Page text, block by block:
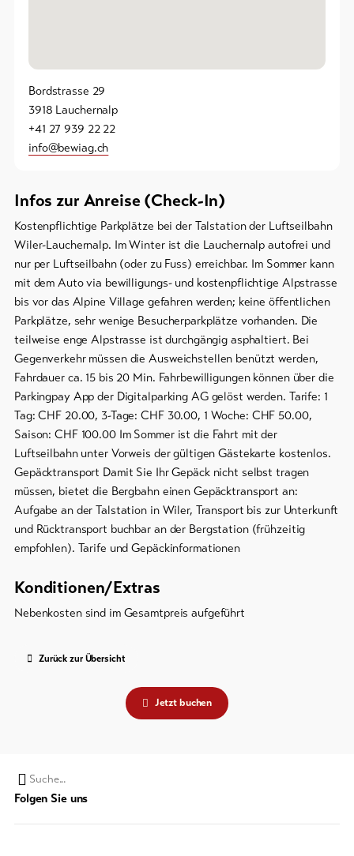
Bordstrasse 29
3918 Lauchernalp
+41 27 939 22 22
info@bewiag.ch
Infos zur Anreise (Check-In)
Kostenpflichtige Parkplätze bei der Talstation der Luftseilbahn
Wiler-Lauchernalp. Im Winter ist die Lauchernalp autofrei und
nur per Luftseilbahn (oder zu Fuss) erreichbar. Im Sommer kann
mit dem Auto via bewilligungs- und kostenpflichtige Alpstrasse
bis vor das Alpine Village gefahren werden; keine öffentlichen
Parkplätze, sehr wenige Besucherparkplätze vorhanden. Die
teilweise enge Alpstrasse ist durchgängig asphaltiert. Bei
Gegenverkehr müssen die Ausweichstellen benützt werden,
Fahrdauer ca. 15 bis 20 Min. Fahrbewilligungen können über die
Parkingpay App der Digitalparking AG gelöst werden. Tarife: 1
Tag: CHF 20.00, 3-Tage: CHF 30.00, 1 Woche: CHF 50.00,
Saison: CHF 100.00 Im Sommer ist die Fahrt mit der
Luftseilbahn unter Vorweis der gültigen Gästekarte kostenlos.
Gepäcktransport Damit Sie Ihr Gepäck nicht selbst tragen
müssen, bietet die Bergbahn einen Gepäcktransport an:
Aufgabe an der Talstation in Wiler, Transport bis zur Unterkunft
und Rücktransport buchbar an der Bergstation (frühzeitig
empfohlen). Tarife und Gepäckinformationen
Konditionen/Extras
Nebenkosten sind im Gesamtpreis aufgeführt
Zurück zur Übersicht
Jetzt buchen
Suchwort
Folgen Sie uns